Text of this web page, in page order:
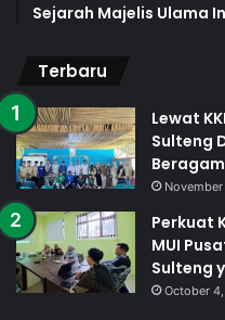
Sejarah Majelis Ulama
Terbaru
Lewat
Sulteng
Perkuat
MUI
Sulteng
October